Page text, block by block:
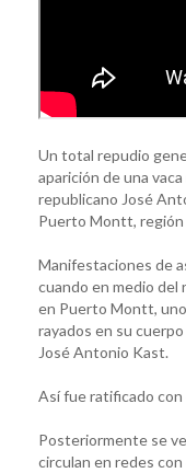
Un total repudio
aparición de una
republicano José
Puerto Montt, región
Manifestaciones de
cuando en medio del
en Puerto Montt,
rayados en su
José Antonio Kast.
Así fue ratificado con
Posteriormente se
circulan en redes